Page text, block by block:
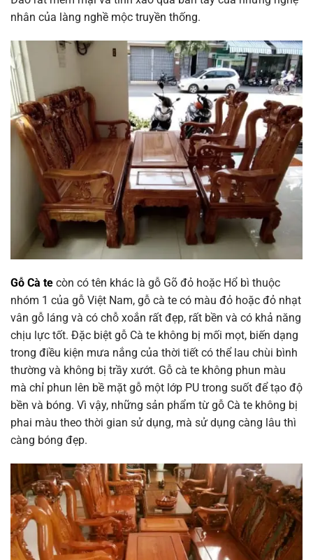
nhân của làng nghề mộc truyền thống.
Gỗ Cà te còn có tên khác là gỗ Gõ đỏ hoặc Hổ bì thuộc
nhóm 1 của gỗ Việt Nam, gỗ cà te có màu đỏ hoặc đỏ nhạt
vân gỗ láng và có chỗ xoắn rất đẹp, rất bền và có khả năng
chịu lực tốt. Đặc biệt gỗ Cà te không bị mối mọt, biến dạng
trong điều kiện mưa nắng của thời tiết có thể lau chùi bình
thường và không bị trầy xướt. Gỗ cà te không phun màu
mà chỉ phun lên bề mặt gỗ một lớp PU trong suốt để tạo độ
bền và bóng. Vì vậy, những sản phẩm từ gỗ Cà te không bị
phai màu theo thời gian sử dụng, mà sử dụng càng lâu thì
càng bóng đẹp.